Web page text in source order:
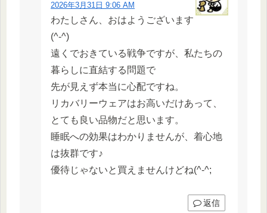
2026年3月31日 9:06 AM
わたしさん、おはようございます
(^-^)
遠くでおきている戦争ですが、私たちの
暮らしに直結する問題で
先が見えず本当に心配ですね。
リカバリーウェアはお高いだけあって、
とても良い品物だと思います。
睡眠への効果はわかりませんが、着心地
は抜群です♪
優待じゃないと買えませんけどね(^-^;
返信